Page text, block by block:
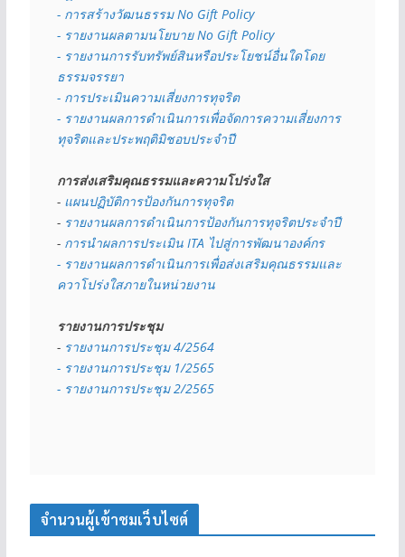
- การสร้างวัฒนธรรม No Gift Policy
- รายงานผลตามนโยบาย No Gift Policy
- รายงานการรับทรัพย์สินหรือประโยชน์อื่นใดโดย
ธรรมจรรยา
- การประเมินความเสี่ยงการทุจริต
- รายงานผลการดำเนินการเพื่อจัดการความเสี่ยงการ
ทุจริตและประพฤติมิชอบประจำปี
การส่งเสริมคุณธรรมและความโปร่งใส
- แผนปฏิบัติการป้องกันการทุจริต
- รายงานผลการดำเนินการป้องกันการทุจริตประจำปี
- การนำผลการประเมิน ITA ไปสู่การพัฒนาองค์กร
- รายงานผลการดำเนินการเพื่อส่งเสริมคุณธรรมและ
ควาโปร่งใสภายในหน่วยงาน
รายงานการประชุม
- รายงานการประชุม 4/2564
- รายงานการประชุม 1/2565
- รายงานการประชุม 2/2565
จำนวนผู้เข้าชมเว็บไซต์